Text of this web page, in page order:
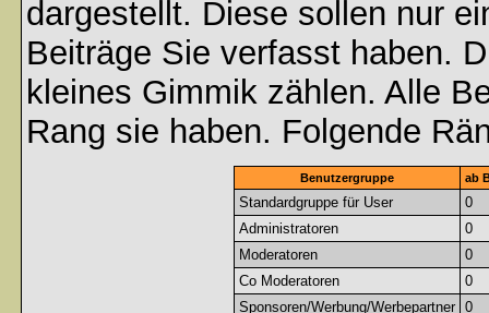
dargestellt. Diese sollen nur
Beiträge Sie verfasst haben.
kleines Gimmik zählen. Alle
Rang sie haben. Folgende
Benutzergruppe ab
Standardgruppe für User
0
Administratoren
0
Moderatoren
0
Co Moderatoren
0
Sponsoren/Werbung/Werbepartner 0